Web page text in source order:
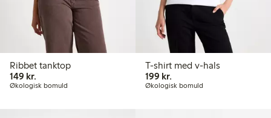
Ribbet tanktop
149 kr.
Økologisk bomuld
T-shirt med v-hals
199 kr.199,00 kr.
Økologisk bomuld